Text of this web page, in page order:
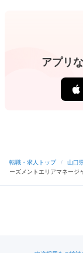
アプリ
転職・求人トップ / 山口
ーズメントエリアマネージ